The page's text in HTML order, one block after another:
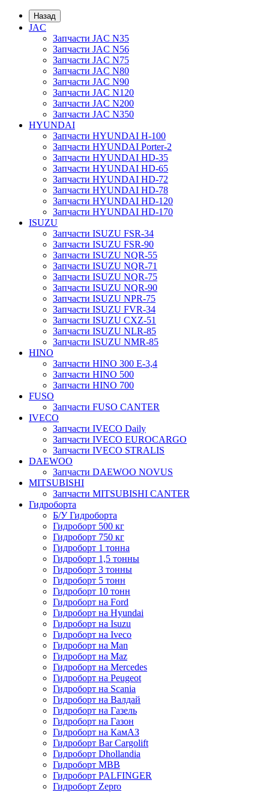
Назад
JAC
Запчасти JAC N35
Запчасти JAC N56
Запчасти JAC N75
Запчасти JAC N80
Запчасти JAC N90
Запчасти JAC N120
Запчасти JAC N200
Запчасти JAC N350
HYUNDAI
Запчасти HYUNDAI H-100
Запчасти HYUNDAI Porter-2
Запчасти HYUNDAI HD-35
Запчасти HYUNDAI HD-65
Запчасти HYUNDAI HD-72
Запчасти HYUNDAI HD-78
Запчасти HYUNDAI HD-120
Запчасти HYUNDAI HD-170
ISUZU
Запчасти ISUZU FSR-34
Запчасти ISUZU FSR-90
Запчасти ISUZU NQR-55
Запчасти ISUZU NQR-71
Запчасти ISUZU NQR-75
Запчасти ISUZU NQR-90
Запчасти ISUZU NPR-75
Запчасти ISUZU FVR-34
Запчасти ISUZU CXZ-51
Запчасти ISUZU NLR-85
Запчасти ISUZU NMR-85
HINO
Запчасти HINO 300 E-3,4
Запчасти HINO 500
Запчасти HINO 700
FUSO
Запчасти FUSO CANTER
IVECO
Запчасти IVECO Daily
Запчасти IVECO EUROCARGO
Запчасти IVECO STRALIS
DAEWOO
Запчасти DAEWOO NOVUS
MITSUBISHI
Запчасти MITSUBISHI CANTER
Гидроборта
Б/У Гидроборта
Гидроборт 500 кг
Гидроборт 750 кг
Гидроборт 1 тонна
Гидроборт 1,5 тонны
Гидроборт 3 тонны
Гидроборт 5 тонн
Гидроборт 10 тонн
Гидроборт на Ford
Гидроборт на Hyundai
Гидроборт на Isuzu
Гидроборт на Iveco
Гидроборт на Man
Гидроборт на Maz
Гидроборт на Mercedes
Гидроборт на Peugeot
Гидроборт на Scania
Гидроборт на Валдай
Гидроборт на Газель
Гидроборт на Газон
Гидроборт на КамАЗ
Гидроборт Bar Cargolift
Гидроборт Dhollandia
Гидроборт MBB
Гидроборт PALFINGER
Гидроборт Zepro